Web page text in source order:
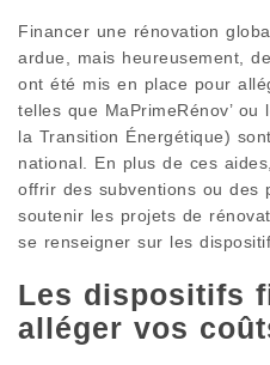
Financer une rénovation
ardue, mais heureusement,
ont été mis en place pour
telles que MaPrimeRénov’
la Transition Énergétique)
national. En plus de ces
offrir des subventions ou des
soutenir les projets de
se renseigner sur les
Les dispositifs
alléger vos